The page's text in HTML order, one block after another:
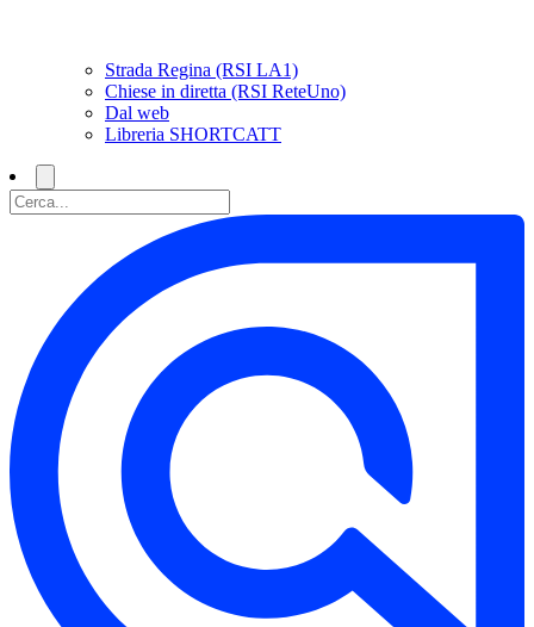
Strada Regina (RSI LA1)
Chiese in diretta (RSI ReteUno)
Dal web
Libreria SHORTCATT